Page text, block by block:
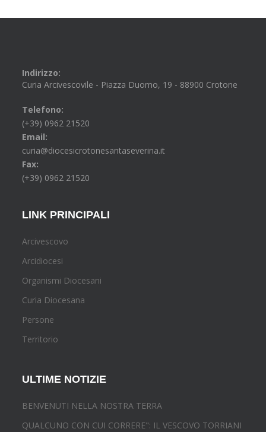
Indirizzo:
Curia Arcivescovile - Piazza Duomo, 19 - 88900 Crotone
Telefono:
(+39) 0962 21520
Email:
curia@diocesicrotonesantaseverina.it
Fax:
(+39) 0962 21520
LINK PRINCIPALI
Arcivescovo
Arcidiocesi
Organismi Diocesani
Curia Diocesana
Persone
Territorio
ULTIME NOTIZIE
BENVENUTI NELLA NOSTRA TERRA
QUALCUNO CON CUI CORRERE": IL VESCOVO TORRIANI